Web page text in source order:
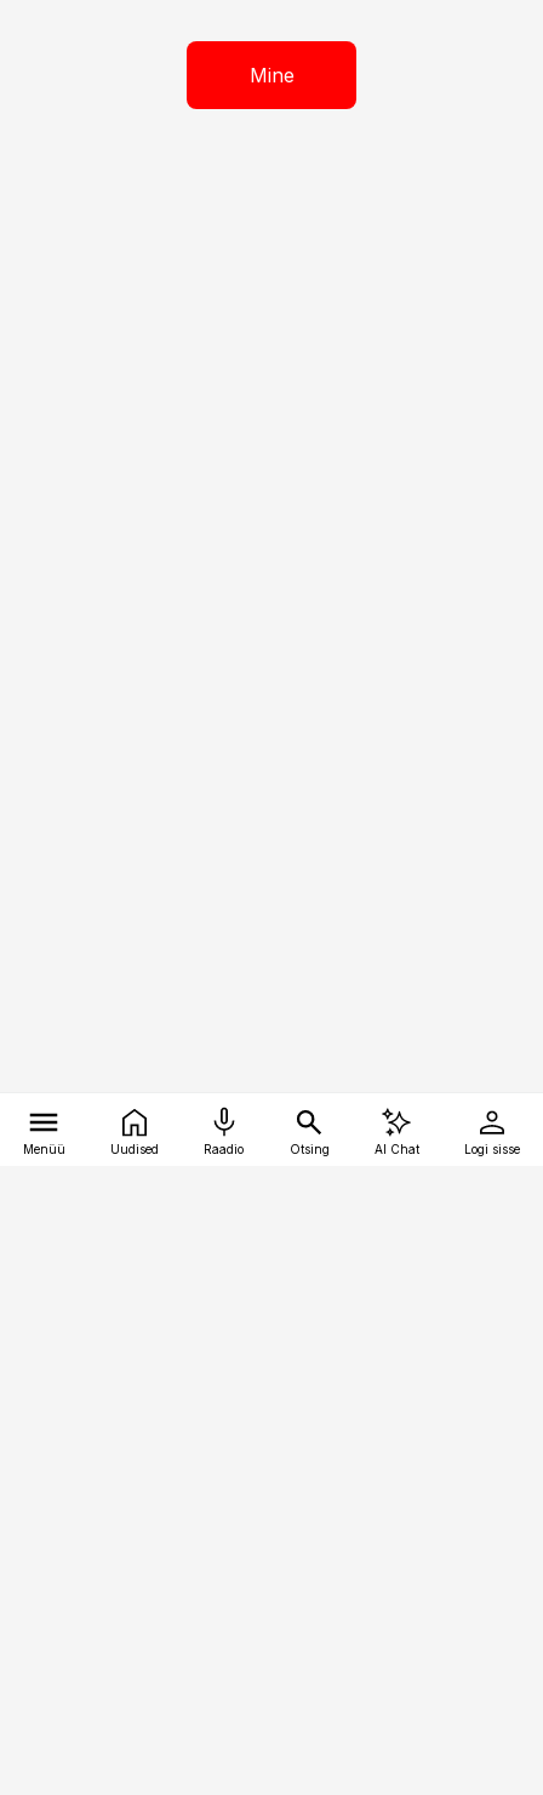
Mine
Menüü Uudised Raadio Otsing AI Chat Logi sisse